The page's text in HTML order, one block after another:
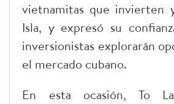
vietnamitas que invierten
Isla, y expresó su
inversionistas explorarán
el mercado cubano.
En esta ocasión, To